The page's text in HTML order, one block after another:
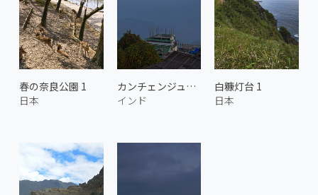
春の奈良公園 1
日本
カンチェンジュンガ 1
インド
白糠灯台 1
日本